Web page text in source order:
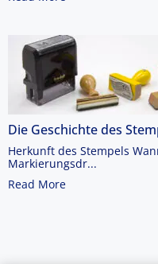
Die Geschichte des
Herkunft des Stempels
Markierungsdr...
Read More